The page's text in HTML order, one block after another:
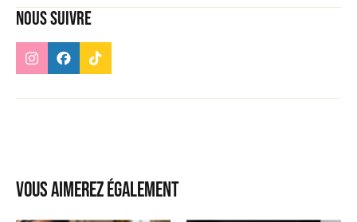
Nous suivre
Vous aimerez également